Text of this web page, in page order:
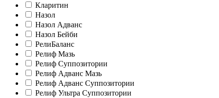
Кларитин
Назол
Назол Адванс
Назол Бейби
РелиБаланс
Релиф Мазь
Релиф Суппозитории
Релиф Адванс Мазь
Релиф Адванс Суппозитории
Релиф Ультра Суппозитории